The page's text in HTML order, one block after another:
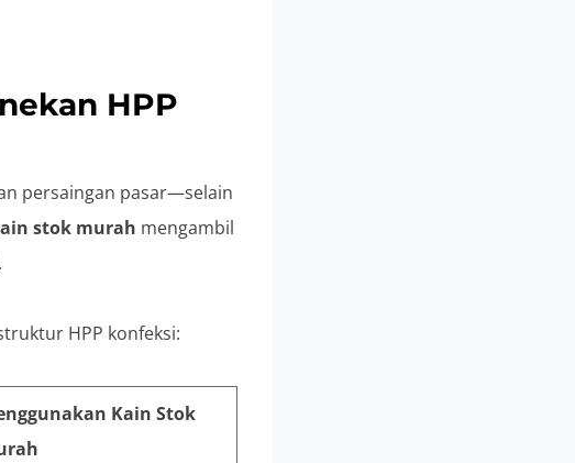
HPP
persaingan pasar—selain
stok murah mengambil
.
HPP konfeksi:
Kain Stok